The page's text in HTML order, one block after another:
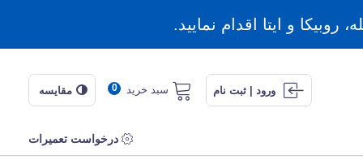
و ایتا اقدام نمایید.
ورود | ثبت نام 0 سبد خرید مقایسه
درخواست تعمیرات